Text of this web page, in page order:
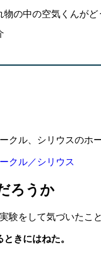
の中の空気くんがど
クル、シリウスの
クル／シリウス
ろうか
をして気づいたこ
きにはねた。